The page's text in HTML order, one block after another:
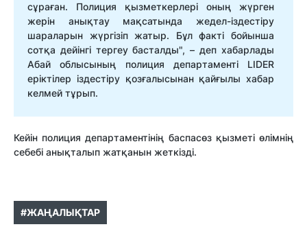
сұраған. Полиция қызметкерлері оның жүрген
жерін анықтау мақсатында жедел-іздестіру
шараларын жүргізіп жатыр. Бұл факті бойынша
сотқа дейінгі тергеу басталды", – деп хабарлады
Абай облысының полиция департаменті LIDER
еріктілер іздестіру қозғалысынан қайғылы хабар
келмей тұрып.
Кейін полиция департаментінің баспасөз қызметі өлімнің
себебі анықталып жатқанын жеткізді.
#ЖАҢАЛЫҚТАР